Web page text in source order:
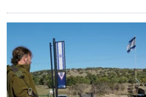
перебраться в